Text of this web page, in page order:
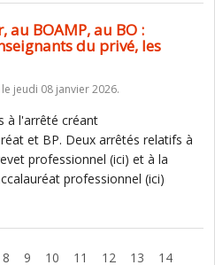
au BOAMP, au BO :
du privé, les
le jeudi 08 janvier 2026.
à l'arrêté créant
et BP. Deux arrêtés relatifs à
professionnel (ici) et à la
professionnel (ici)
8 9 10 11 12 13
14